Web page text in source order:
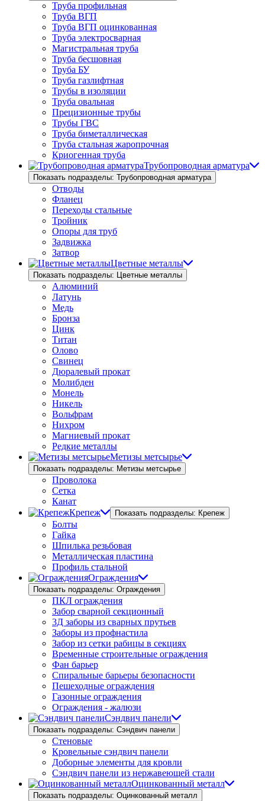
Труба профильная
Труба ВГП
Труба ВГП оцинкованная
Труба электросварная
Магистральная труба
Труба бесшовная
Труба БУ
Труба газлифтная
Трубы в изоляции
Труба овальная
Прецизионные трубы
Трубы ГВС
Труба биметаллическая
Труба стальная жаропрочная
Криогенная труба
Трубопроводная арматура
Показать подразделы: Трубопроводная арматура
Отводы
Фланец
Переходы стальные
Тройник
Опоры для труб
Задвижка
Затвор
Цветные металлы
Показать подразделы: Цветные металлы
Алюминий
Латунь
Медь
Бронза
Цинк
Титан
Олово
Свинец
Дюралевый прокат
Молибден
Монель
Никель
Вольфрам
Нихром
Магниевый прокат
Редкие металлы
Метизы метсырье
Показать подразделы: Метизы метсырье
Проволока
Сетка
Канат
Крепеж
Показать подразделы: Крепеж
Болты
Гайка
Шпилька резьбовая
Металлическая пластина
Профиль стальной
Ограждения
Показать подразделы: Ограждения
ПКЛ ограждения
Забор сварной секционный
3Д заборы из сварных прутьев
Заборы из профнастила
Забор из сетки рабицы в секциях
Временные строительные ограждения
Фан барьер
Спиральные барьеры безопасности
Пешеходные ограждения
Газонные ограждения
Ограждения - жалюзи
Сэндвич панели
Показать подразделы: Сэндвич панели
Стеновые
Кровельные сэндвич панели
Доборные элементы для кровли
Сэндвич панели из нержавеющей стали
Оцинкованный металл
Показать подразделы: Оцинкованный металл